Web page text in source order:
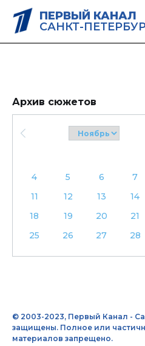
ПЕРВЫЙ КАНАЛ
САНКТ-
Архив сюжетов
4
5 6 7
11
12 13 14
18
19 20 21
25
26 27 28
© 2003-2023, Первый Канал -
защищены. Полное или
материалов запрещено.